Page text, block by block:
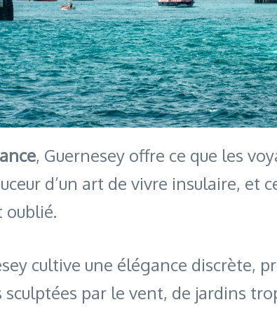
, Guernesey offre ce que les
d’un art de vivre insulaire, et
oublié.
cultive une élégance discrète,
par le vent, de jardins